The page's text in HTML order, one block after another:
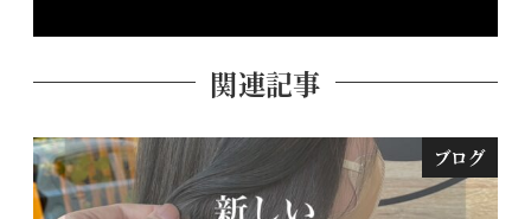
関連記事
ブログ